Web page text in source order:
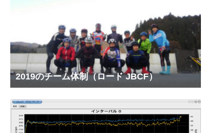
2019のチーム体制（ロード JBCF）